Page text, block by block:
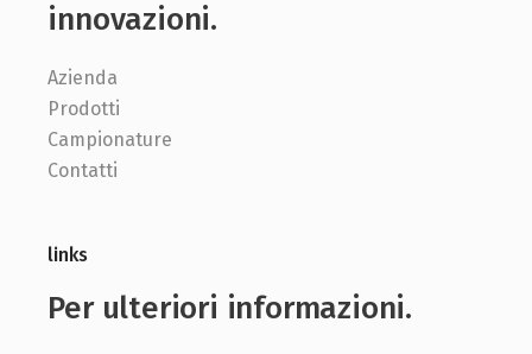
innovazioni.
Azienda
Prodotti
Campionature
Contatti
links
Per ulteriori informazioni.